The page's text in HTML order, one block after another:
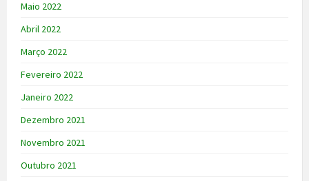
Maio 2022
Abril 2022
Março 2022
Fevereiro 2022
Janeiro 2022
Dezembro 2021
Novembro 2021
Outubro 2021